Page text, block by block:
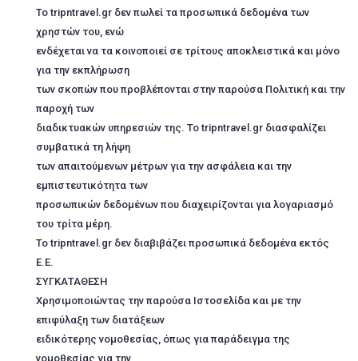
Το tripntravel.gr δεν πωλεί τα προσωπικά δεδομένα των
χρηστών του, ενώ
ενδέχεται να τα κοινοποιεί σε τρίτους αποκλειστικά και μόνο
για την εκπλήρωση
των σκοπών που προβλέπονται στην παρούσα Πολιτική και την
παροχή των
διαδικτυακών υπηρεσιών της. Το tripntravel.gr διασφαλίζει
συμβατικά τη λήψη
των απαιτούμενων μέτρων για την ασφάλεια και την
εμπιστευτικότητα των
προσωπικών δεδομένων που διαχειρίζονται για λογαριασμό
του τρίτα μέρη.
Το tripntravel.gr δεν διαβιβάζει προσωπικά δεδομένα εκτός
Ε.Ε.
ΣΥΓΚΑΤΑΘΕΣΗ
Χρησιμοποιώντας την παρούσα Ιστοσελίδα και με την
επιφύλαξη των διατάξεων
ειδικότερης νομοθεσίας, όπως για παράδειγμα της
νομοθεσίας για την